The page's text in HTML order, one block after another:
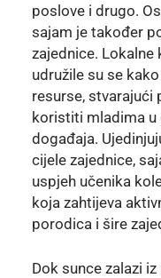
poslove i drugo.
sajam je također
zajednice.
udružile su se
resurse, stvarajući
koristiti mladima u
događaja.
cijele zajednice,
uspjeh učenika
koja zahtijeva
porodica i šire
Dok sunce zalazi